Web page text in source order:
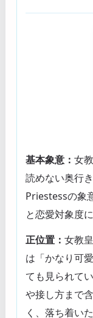
基本象意： 女
読めない奥行
Priestessの象
と恋愛対象度
正位置： 女教
は「かなり可
ても見られて
や接し方まで
く、落ち着い